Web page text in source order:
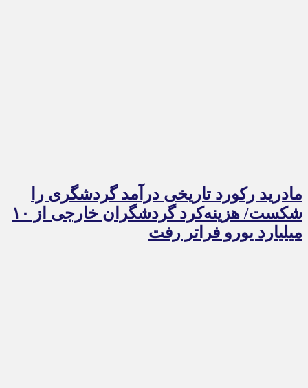
مادرید رکورد تاریخی درآمد گردشگری را
شکست/ هزینه‌کرد گردشگران خارجی از ۱۰
میلیارد یورو فراتر رفت